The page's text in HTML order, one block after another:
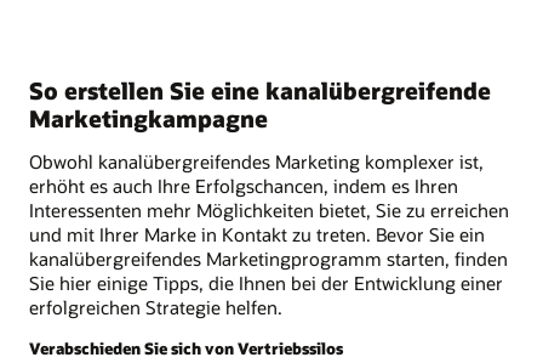
So erstellen Sie eine kanalübergreifende
Marketingkampagne
Obwohl kanalübergreifendes Marketing komplexer ist,
erhöht es auch Ihre Erfolgschancen, indem es Ihren
Interessenten mehr Möglichkeiten bietet, Sie zu erreichen
und mit Ihrer Marke in Kontakt zu treten. Bevor Sie ein
kanalübergreifendes Marketingprogramm starten, finden
Sie hier einige Tipps, die Ihnen bei der Entwicklung einer
erfolgreichen Strategie helfen.
Verabschieden Sie sich von Vertriebssilos